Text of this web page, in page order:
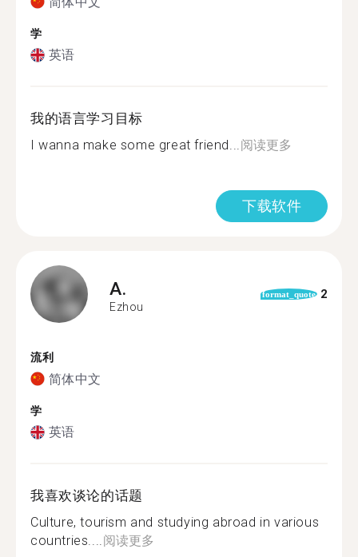
学
英语
我的语言学习目标
I wanna make some great friend...阅读更多
下载软件
A.
Ezhou
format_quote 2
流利
简体中文
学
英语
我喜欢谈论的话题
Culture, tourism and studying abroad in various
countries....阅读更多